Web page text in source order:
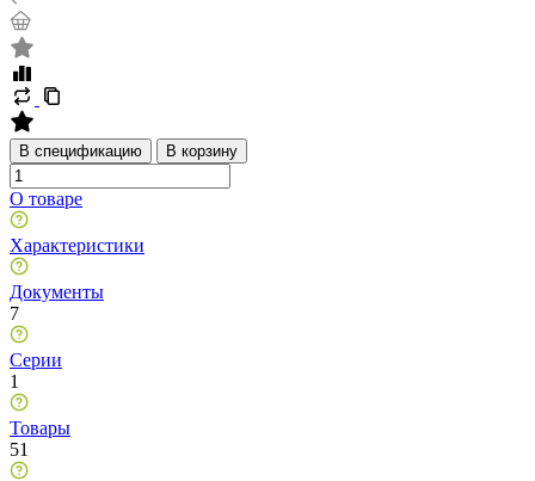
В спецификацию В корзину
О товаре
Характеристики
Документы
7
Серии
1
Товары
51